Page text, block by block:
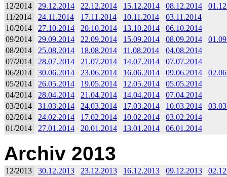
12/2014 29.12.2014 22.12.2014 15.12.2014 08.12.2014
11/2014
24.11.2014 17.11.2014 10.11.2014
03.11.2014
10/2014
27.10.2014 20.10.2014 13.10.2014
06.10.2014
09/2014
29.09.2014 22.09.2014 15.09.2014 08.09.2014
08/2014
25.08.2014 18.08.2014 11.08.2014
04.08.2014
07/2014
28.07.2014 21.07.2014 14.07.2014
07.07.2014
06/2014
30.06.2014 23.06.2014 16.06.2014 09.06.2014
05/2014
26.05.2014 19.05.2014 12.05.2014
05.05.2014
04/2014
28.04.2014 21.04.2014 14.04.2014
07.04.2014
03/2014
31.03.2014 24.03.2014 17.03.2014 10.03.2014
02/2014
24.02.2014 17.02.2014 10.02.2014
03.02.2014
01/2014
27.01.2014 20.01.2014 13.01.2014 06.01.2014
Archiv 2013
12/2013 30.12.2013 23.12.2013 16.12.2013 09.12.2013